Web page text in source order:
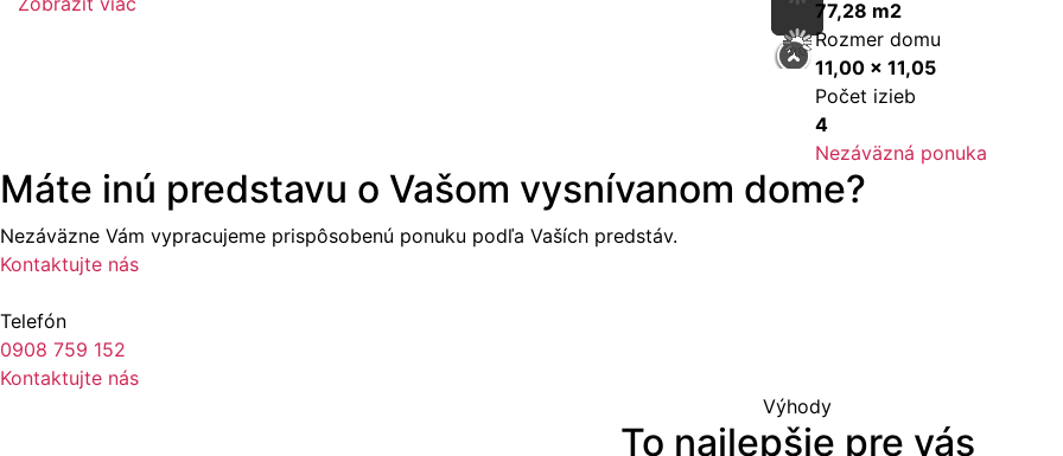
77,28 m2
Rozmer domu
11,00 x 11,05
Počet izieb
4
Nezáväzná ponuka
Máte inú predstavu o Vašom vysnívanom dome?
Nezáväzne Vám vypracujeme prispôsobenú ponuku podľa Vaších predstáv.
Kontaktujte nás
Telefón
0908 759 152
Kontaktujte nás
Výhody
To najlepšie pre vás